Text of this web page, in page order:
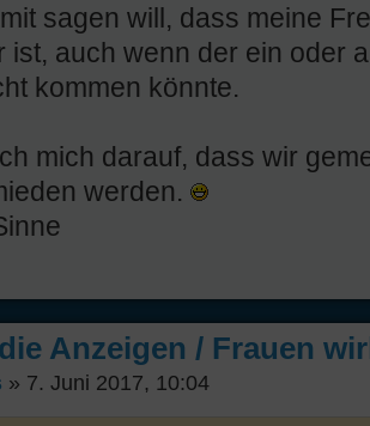
sagen will, dass meine
ist, auch wenn der ein oder
kommen könnte.
mich darauf, dass wir
werden.
Anzeigen / Frauen
» 7. Juni 2017, 10:04